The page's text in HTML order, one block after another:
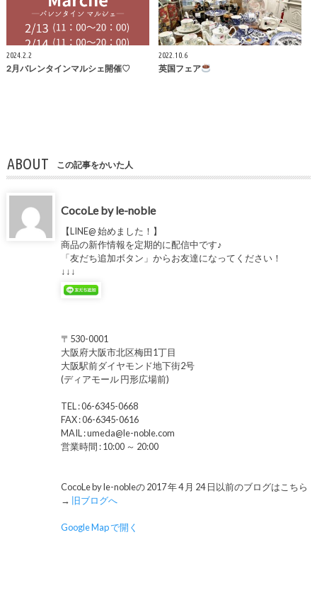
2024.2.2
2月バレンタインマルシェ開催♡
2022.10.6
英国フェア
ABOUT この記事をかいた人
CocoLe by le-noble
【LINE@ 始めました！】
商品の新作情報を定期的に配信中です♪
「友だち追加ボタン」からお友達になってください！
↓↓↓
〒530-0001
大阪府大阪市北区梅田1丁目
大阪駅前ダイヤモンド地下街2号
(ディアモール 円形広場前)
TEL : 06-6345-0668
FAX : 06-6345-0616
MAIL : umeda@le-noble.com
営業時間 : 10:00 ～ 20:00
CocoLe by le-nobleの 2017 年 4 月 24 日以前のブログはこちら
→ 旧ブログへ
Google Map で開く